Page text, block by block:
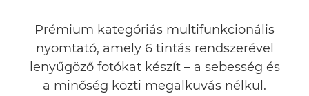
Prémium kategóriás multifunkcionális
nyomtató, amely 6 tintás rendszerével
lenyűgöző fotókat készít – a sebesség és
a minőség közti megalkuvás nélkül.